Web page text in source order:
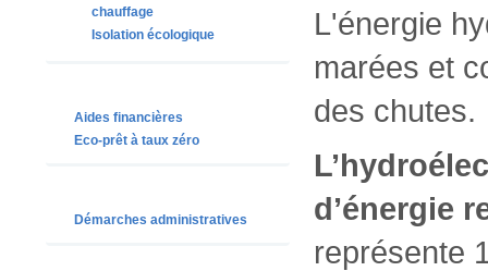
chauffage
Isolation écologique
Aides financières
Eco-prêt à taux zéro
Démarches administratives
L'énergie
marées et
des chutes.
d’énergie
représente